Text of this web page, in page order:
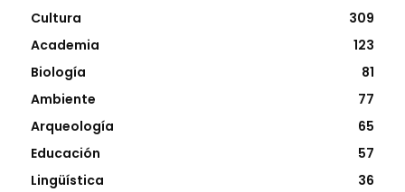
Cultura
309
Academia
123
Biología
81
Ambiente
77
Arqueología
65
Educación
57
Lingüística
36